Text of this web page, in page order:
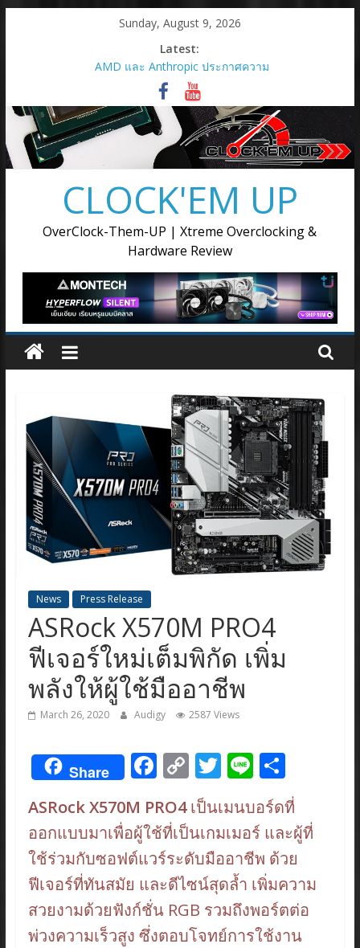
Sunday, August 9, 2026
Latest:
AMD และ Anthropic ประกาศความ
ร่วมมือเชิงกลยุทธ์เพื่อเปิดใช้กราฟิก
การ์ด AMD Instinct MI450 Series
สูงสุด 2 กิกะวัตต์
AMD เปิดตัวกราฟิกการ์ด Radeon RX
9050
เมื่อการ์ดจอไม่ได้มีหน้าที่แค่เรนเดอร์
ภาพ แต่ต้องขับเคลื่อนทุกขั้นตอนของ
การสร้างสรรค์
AMD เปิดตัวโซลูชันการประมวลผล
แบบครบวงจรสำหรับยุค Agentic AI ณ
งาน Advancing AI 2026
Supermicro แต่งตั้ง Ascenti เป็น
ตัวแทนจำหน่ายอย่างเป็นทางการ
พร้อมลุยตลาด AI Infrastructure ขุม
พลังประมวลผล AI ตั้งแต่ระดับเริ่มต้น
CLOCK'EM UP
OverClock-Them-UP | Xtreme Overclocking &
Hardware Review
News Press Release
ASRock X570M PRO4
ฟีเจอร์ใหม่เต็มพิกัด เพิ่ม
พลังให้ผู้ใช้มืออาชีพ
March 26, 2020 Audigy 2587 Views
Share F
e
b
o
o
k
C
o
p
y
Li
n
k
T
itt
er
Li
n
e
S
h
ar
e
ASRock X570M PRO4เป็นเมนบอร์ดที่
ออกแบบมาเพื่อผู้ใช้ที่เป็นเกมเมอร์ และผู้ที่
ใช้ร่วมกับซอฟต์แวร์ระดับมืออาชีพ ด้วย
ฟีเจอร์ที่ทันสมัย และดีไซน์สุดล้ำ เพิ่มความ
สวยงามด้วยฟังก์ชั่น RGB รวมถึงพอร์ตต่อ
พ่วงความเร็วสูง ซึ่งตอบโจทย์การใช้งาน